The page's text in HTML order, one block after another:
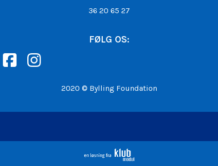
36 20 65 27
FØLG OS:
2020 © Bylling Foundation